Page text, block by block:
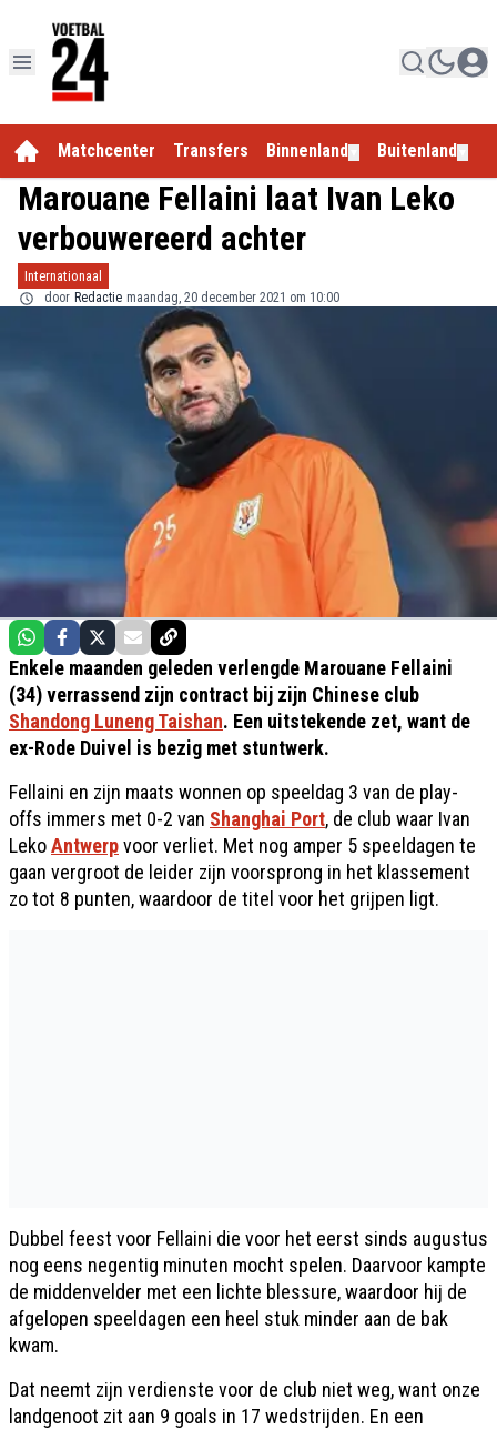
Matchcenter Transfers Binnenland Buitenland
Marouane Fellaini laat Ivan Leko
verbouwereerd achter
Internationaal
door Redactie maandag, 20 december 2021 om 10:00
Enkele maanden geleden verlengde Marouane Fellaini
(34) verrassend zijn contract bij zijn Chinese club
Shandong Luneng Taishan. Een uitstekende zet, want de
ex-Rode Duivel is bezig met stuntwerk.
Fellaini en zijn maats wonnen op speeldag 3 van de play-
offs immers met 0-2 van Shanghai Port, de club waar Ivan
LekoAntwerpvoor verliet. Met nog amper 5 speeldagen te
gaan vergroot de leider zijn voorsprong in het klassement
zo tot 8 punten, waardoor de titel voor het grijpen ligt.
Dubbel feest voor Fellaini die voor het eerst sinds augustus
nog eens negentig minuten mocht spelen. Daarvoor kampte
de middenvelder met een lichte blessure, waardoor hij de
afgelopen speeldagen een heel stuk minder aan de bak
kwam.
Dat neemt zijn verdienste voor de club niet weg, want onze
landgenoot zit aan 9 goals in 17 wedstrijden. En een